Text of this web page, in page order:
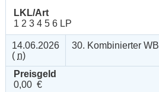
LKL/Art
1 2 3 4 5 6 LP
14.06.2026
( n)
30. Kombinierter WB
Preisgeld
0,00 €